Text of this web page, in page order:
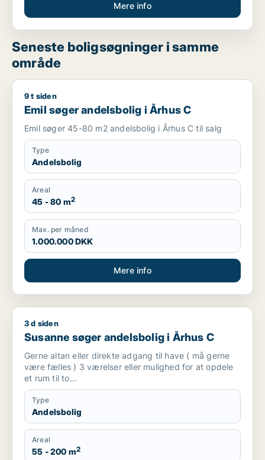
Mere info
Seneste boligsøgninger i samme
område
Emil søger andelsbolig i Århus C
9 t siden
Emil søger andelsbolig i Århus C
Emil søger 45-80 m2 andelsbolig i Århus C til salg
Type
Andelsbolig
Areal
45 - 80 m2
Max. per måned
1.000.000 DKK
Mere info
Susanne søger andelsbolig i Århus C
3 d siden
Susanne søger andelsbolig i Århus C
Gerne altan eller direkte adgang til have ( må gerne
være fælles ) 3 værelser eller mulighed for at opdele
et rum til to...
Type
Andelsbolig
Areal
55 - 200 m2